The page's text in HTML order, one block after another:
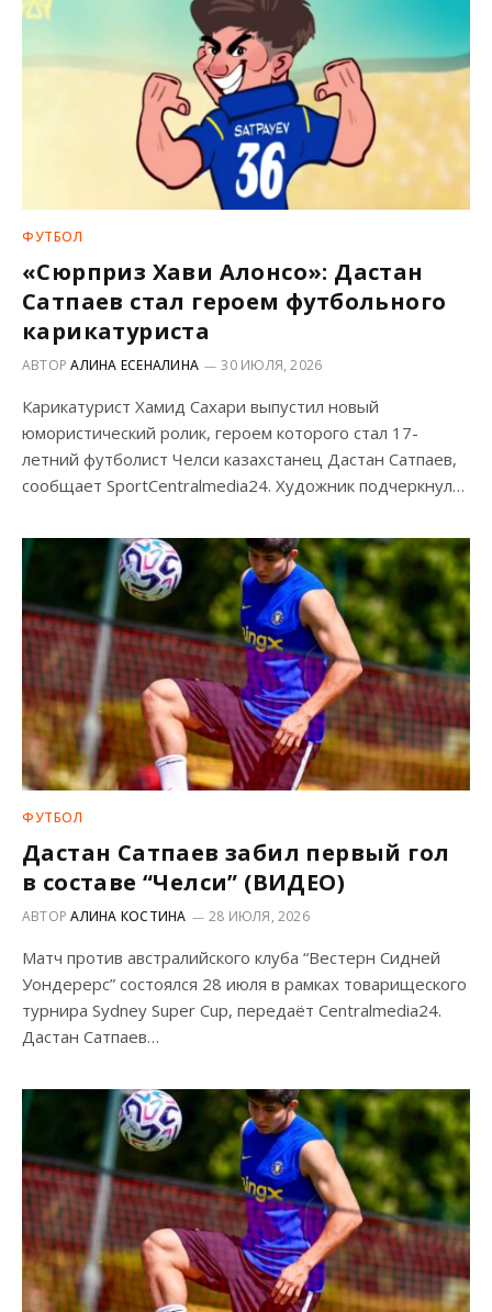
ФУТБОЛ
«Сюрприз Хави Алонсо»: Дастан
Сатпаев стал героем футбольного
карикатуриста
АВТОРАЛИНА ЕСЕНАЛИНА 30 ИЮЛЯ, 2026
Карикатурист Хамид Сахари выпустил новый
юмористический ролик, героем которого стал 17-
летний футболист Челси казахстанец Дастан Сатпаев,
сообщает SportCentralmedia24. Художник подчеркнул…
ФУТБОЛ
Дастан Сатпаев забил первый гол
в составе “Челси” (ВИДЕО)
АВТОРАЛИНА КОСТИНА 28 ИЮЛЯ, 2026
Матч против австралийского клуба “Вестерн Сидней
Уондерерс” состоялся 28 июля в рамках товарищеского
турнира Sydney Super Cup, передаёт Centralmedia24.
Дастан Сатпаев…